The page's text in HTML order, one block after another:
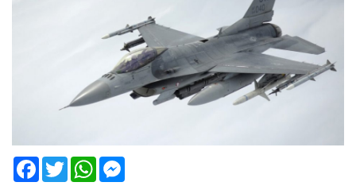
FacebookTwitter WhatsApp